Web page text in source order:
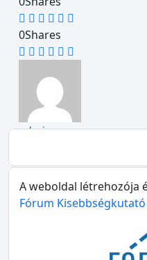
0Shares
admin
A weboldal létrehozója
Fórum